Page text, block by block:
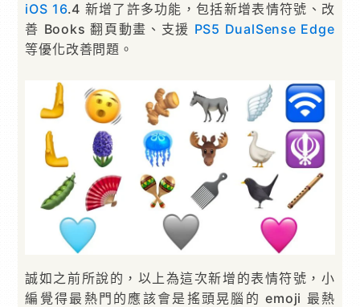
iOS 16.4 新增了許多功能，包括新增表情符號、改
善 Books 翻頁動畫、支援 PS5 DualSense Edge
等優化改善問題。
誠如之前所說的，以上為這次新增的表情符號，小
編覺得最熱門的應該會是搖頭晃腦的 emoji 最熱